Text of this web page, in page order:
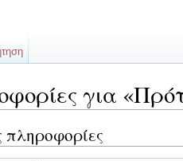
για
πληροφορίες